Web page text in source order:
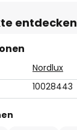
entdecken
Nordlux
10028443